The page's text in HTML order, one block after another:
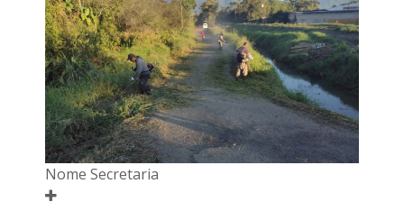
Nome Secretaria